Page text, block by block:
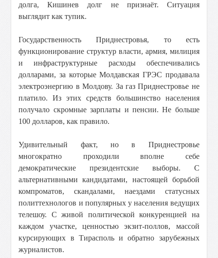
долга, Кишинев долг не признаёт. Ситуация
выглядит как тупик.
Государственность Приднестровья, то есть
функционирование структур власти, армия, милиция
и инфраструктурные расходы обеспечивались
долларами, за которые Молдавская ГРЭС продавала
электроэнергию в Молдову. За газ Приднестровье не
платило. Из этих средств большинство населения
получало скромные зарплаты и пенсии. Не больше
100 долларов, как правило.
Удивительный факт, но в Приднестровье
многократно проходили вполне себе
демократические президентские выборы. С
альтернативными кандидатами, настоящей борьбой
компроматов, скандалами, наездами статусных
политтехнологов и популярных у населения ведущих
телешоу. С живой политической конкуренцией на
каждом участке, ценностью экзит-поллов, массой
курсирующих в Тирасполь и обратно зарубежных
журналистов.